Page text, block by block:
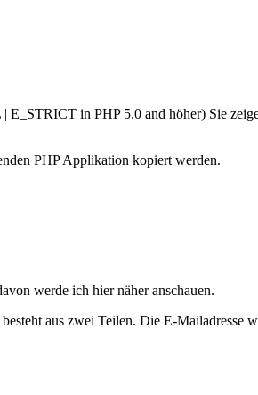
in PHP 5.0 and höher) Sie
PHP Applikation kopiert werden.
werde ich hier näher anschauen.
aus zwei Teilen. Die E-Mailadresse